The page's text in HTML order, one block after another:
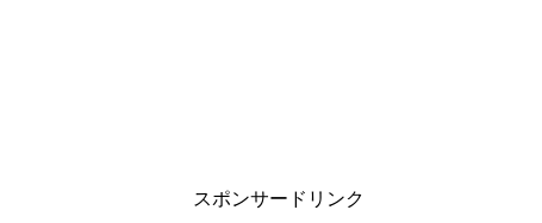
スポンサードリンク